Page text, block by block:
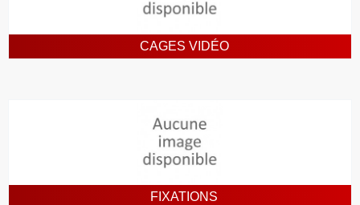
CAGES VIDÉO
FIXATIONS